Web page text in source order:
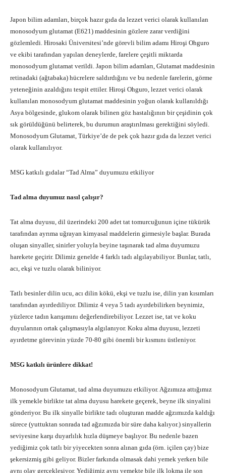
Japon bilim adamları, birçok hazır gıda da lezzet verici olarak kullanılan
monosodyum glutamat (E621) maddesinin gözlere zarar verdiğini
gözlemledi. Hirosaki Üniversitesi’nde görevli bilim adamı Hiroşi Ohguro
ve ekibi tarafından yapılan deneylerde, farelere çeşitli miktarda
monosodyum glutamat verildi. Japon bilim adamları, Glutamat maddesinin
retinadaki (ağtabaka) hücrelere saldırdığını ve bu nedenle farelerin, görme
yeteneğinin azaldığını tespit ettiler. Hiroşi Ohguro, lezzet verici olarak
kullanılan monosodyum glutamat maddesinin yoğun olarak kullanıldığı
Asya bölgesinde, glukom olarak bilinen göz hastalığının bir çeşidinin çok
sık görüldüğünü belirterek, bu durumun araştırılması gerektiğini söyledi.
Monosodyum Glutamat, Türkiye’de de pek çok hazır gıda da lezzet verici
olarak kullanılıyor.
MSG katkılı gıdalar “Tad Alma” duyumuzu etkiliyor
Tad alma duyumuz nasıl çalışır?
Tat alma duyusu, dil üzerindeki 200 adet tat tomurcuğunun içine tükürük
tarafından ayrıma uğrayan kimyasal maddelerin girmesiyle başlar. Burada
oluşan sinyaller, sinirler yoluyla beyine taşınarak tad alma duyumuzu
harekete geçirir. Dilimiz genelde 4 farklı tadı algılayabiliyor. Bunlar, tatlı,
acı, ekşi ve tuzlu olarak biliniyor.
Tatlı besinler dilin ucu, acı dilin kökü, ekşi ve tuzlu ise, dilin yan kısımları
tarafından ayırdediliyor. Dilimiz 4 veya 5 tadı ayırdebilirken beynimiz,
yüzlerce tadın karışımını değerlendirebiliyor. Lezzet ise, tat ve koku
duyularının ortak çalışmasıyla algılanıyor. Koku alma duyusu, lezzeti
ayırdetme görevinin yüzde 70-80 gibi önemli bir kısmını üstleniyor.
MSG katkılı ürünlere dikkat!
Monosodyum Glutamat, tad alma duyumuzu etkiliyor. Ağzımıza attığımız
ilk yemekle birlikte tat alma duyusu harekete geçerek, beyne ilk sinyalini
gönderiyor. Bu ilk sinyalle birlikte tadı oluşturan madde ağzımızda kaldığı
sürece (yuttuktan sonrada tad ağzımızda bir süre daha kalıyor.) sinyallerin
seviyesine karşı duyarlılık hızla düşmeye başlıyor. Bu nedenle bazen
yediğimiz çok tatlı bir yiyecekten sonra alınan gıda (örn. içilen çay) bize
şekersizmiş gibi geliyor. Bizler farkında olmasak dahi yemek yerken bile
aynı olay gerçekleşiyor. Yediğimiz aynı yemekte bile ilk lokma ile son